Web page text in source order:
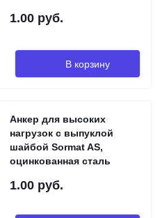
1.00 руб.
В корзину
Анкер для высоких
нагрузок с выпуклой
шайбой Sormat AS,
оцинкованная сталь
1.00 руб.